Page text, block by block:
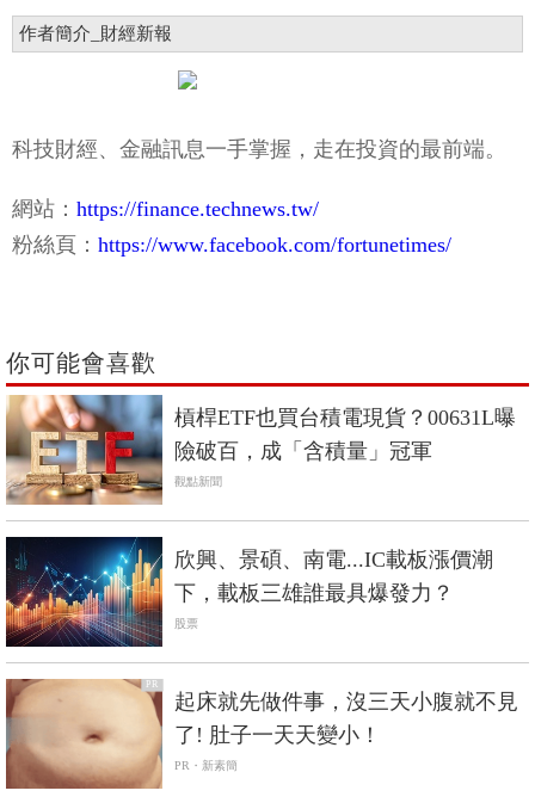
作者簡介_財經新報
科技財經、金融訊息一手掌握，走在投資的最前端。
網站： https://finance.technews.tw/
粉絲頁： https://www.facebook.com/fortunetimes/
你可能會喜歡
槓桿ETF也買台積電現貨？00631L曝
險破百，成「含積量」冠軍
觀點新聞
欣興、景碩、南電...IC載板漲價潮
下，載板三雄誰最具爆發力？
股票
PR
起床就先做件事，沒三天小腹就不見
了! 肚子一天天變小！
PR・新素簡